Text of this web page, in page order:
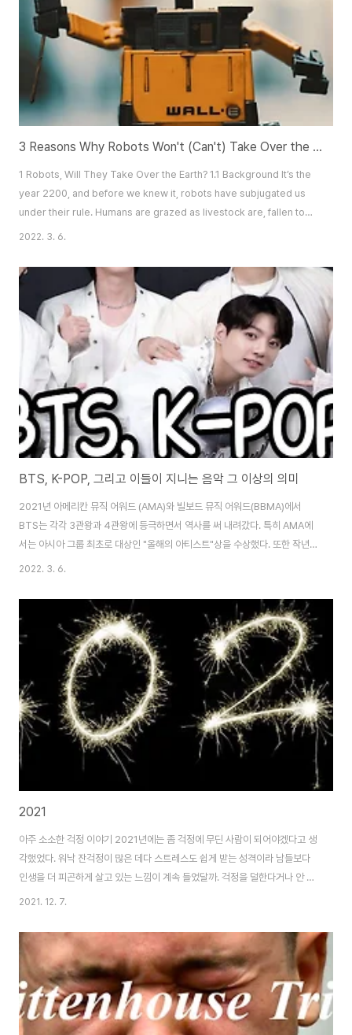
것, 악플을 말이다. 애..
3 Reasons Why Robots Won't (Can't) Take Over the World
1 Robots, Will They Take Over the Earth? 1.1 Background It’s the
year 2200, and before we knew it, robots have subjugated us
under their rule. Humans are grazed as livestock are, fallen to
be entertainment for especially bored robots. As it stands, the
a robot takeover, uprising, or rebellion against humans has
always been a co..
2022. 3. 6.
BTS, K-POP, 그리고 이들이 지니는 음악 그 이상의 의미
2021년 아메리칸 뮤직 어워드 (AMA)와 빌보드 뮤직 어워드(BBMA)에서
BTS는 각각 3관왕과 4관왕에 등극하면서 역사를 써 내려갔다. 특히 AMA에
서는 아시아 그룹 최초로 대상인 "올해의 아티스트"상을 수상했다. 또한 작년
에 이어서 2년 연속으로 그래미 상 (GRAMMY Awards)의 "최고의 팝 듀오/
대에서 BTS, 블랙핑크, 그리고 K-POP의 성공신화는 시대의 흐름을 잘 탄 운
좋은 성공으로 보일 수도 있다. 물론 시대적 배경이 이들의 성공을 뒤받쳐준 것
은 사실이다. LP, 카세트테이프, CD 등의 물리적 형태의 음반을 구매하고 직접
오디오 기기를 사용해 음악을 들어야 했던 과거와 다르게 지금은 애플 아이튠
2022. 3. 6.
2021
아주 소소한 걱정 이야기 2021년에는 좀 걱정에 무딘 사람이 되어야겠다고 생
각했었다. 워낙 잔걱정이 많은 데다 스트레스도 쉽게 받는 성격이라 남들보다
인생을 더 피곤하게 살고 있는 느낌이 계속 들었달까. 걱정을 덜한다거나 안 하
는 것은 나에게 불가능에 가까운 일인 것 같고, 걱정은 계속하되 그 무게라도 조
나지 않는다고 하는데 하도 쓸데없는 걱정을 많이 해서 그런지 돌이켜보면
95% 이상은 일어나지 않았던 것 같다. 그리고 설령 걱정하던 일이 실제로 일
어났다고 해도 그 순간 잠깐 힘들 뿐 막상 시간이 흐르고 생각해 보면 별일도 아
니었더라. 하지만 걱정이라는 게 너무 중독성이 강해서 이렇게 대부분은 불필
요하단 걸 알고 있어도 끊임..
2021. 12. 7.